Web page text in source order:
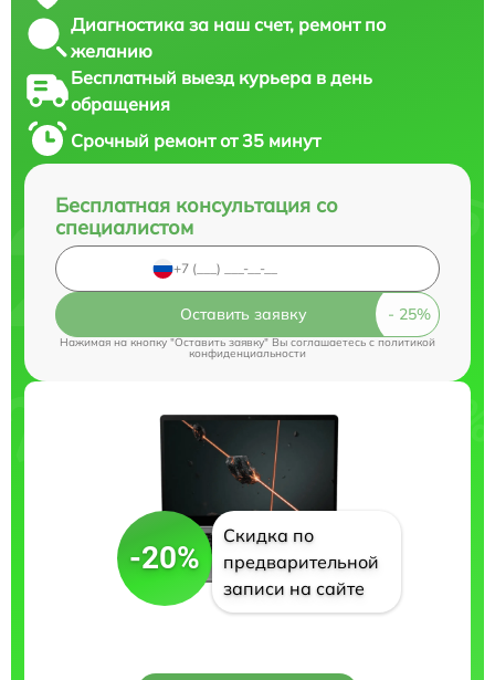
Диагностика за наш счет, ремонт по
желанию
Бесплатный выезд курьера в день
обращения
Срочный ремонт от 35 минут
Бесплатная консультация со
специалистом
Оставить заявку
Нажимая на кнопку "Оставить заявку" Вы соглашаетесь cполитикой
конфиденциальности
-20%
Скидка по
предварительной
записи на сайте